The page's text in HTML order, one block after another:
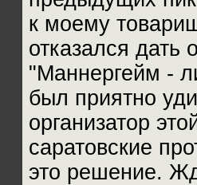
к моему
отказался дать
"Маннергейм -
был приятно
организатор
саратовские
это решение.